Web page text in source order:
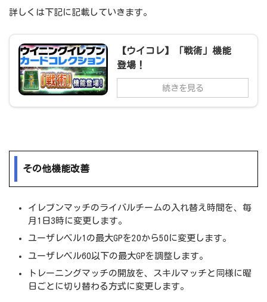
詳しくは下記に記載していきます。
【ウイコレ】「戦術」機能
登場！
続きを見る
その他機能改善
イレブンマッチのライバルチームの入れ替え時間を、毎
月1日3時に変更します。
ユーザレベル1の最大GPを20から50に変更します。
ユーザレベル60以下の最大GPを調整します。
トレーニングマッチの開放を、スキルマッチと同様に曜
日ごとに切り替わる方式に変更します。